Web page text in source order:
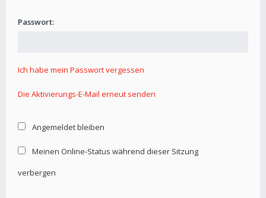
Passwort:
Ich habe mein Passwort vergessen
Die Aktivierungs-E-Mail erneut senden
Angemeldet bleiben
Meinen Online-Status während dieser Sitzung
verbergen